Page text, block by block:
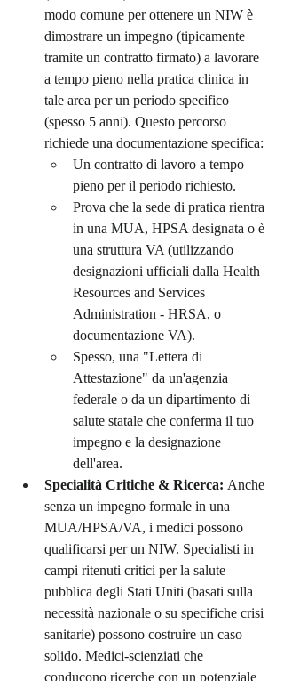
modo comune per ottenere un NIW è
dimostrare un impegno (tipicamente
tramite un contratto firmato) a lavorare
a tempo pieno nella pratica clinica in
tale area per un periodo specifico
(spesso 5 anni). Questo percorso
richiede una documentazione specifica:
Un contratto di lavoro a tempo
pieno per il periodo richiesto.
Prova che la sede di pratica rientra
in una MUA, HPSA designata o è
una struttura VA (utilizzando
designazioni ufficiali dalla Health
Resources and Services
Administration - HRSA, o
documentazione VA).
Spesso, una "Lettera di
Attestazione" da un'agenzia
federale o da un dipartimento di
salute statale che conferma il tuo
impegno e la designazione
dell'area.
Specialità Critiche & Ricerca: Anche
senza un impegno formale in una
MUA/HPSA/VA, i medici possono
qualificarsi per un NIW. Specialisti in
campi ritenuti critici per la salute
pubblica degli Stati Uniti (basati sulla
necessità nazionale o su specifiche crisi
sanitarie) possono costruire un caso
solido. Medici-scienziati che
conducono ricerche con un potenziale